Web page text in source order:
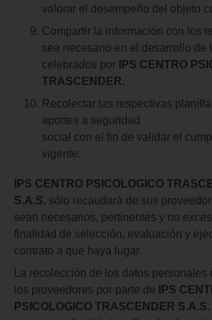
valorar el desempeño del objeto
Compartir la información con los
sea necesario en el desarrollo de
celebrados por
IPS CENTRO
TRASCENDER.
Recolectar las respectivas
aportes a seguridad
social con el fin de validar el
vigente.
IPS CENTRO PSICOLOGICO
S.A.S. sólo recaudará de sus
sean necesarios, pertinentes y no
finalidad de selección, evaluación y
contrato a que haya lugar.
La recolección de los datos
los proveedores por parte de
IPS
PSICOLOGICO TRASCENDER S.A.S.